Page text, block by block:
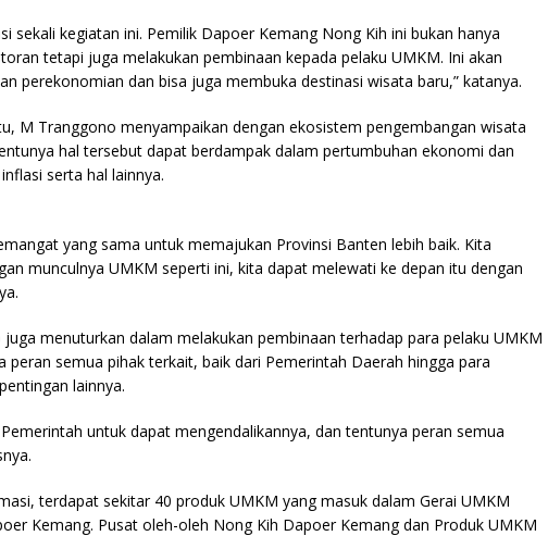
sekali kegiatan ini. Pemilik Dapoer Kemang Nong Kih ini bukan hanya
tetapi juga melakukan pembinaan kepada pelaku UMKM. Ini akan
perekonomian dan bisa juga membuka destinasi wisata baru,” katanya.
M Tranggono menyampaikan dengan ekosistem pengembangan wisata
hal tersebut dapat berdampak dalam pertumbuhan ekonomi dan
serta hal lainnya.
yang sama untuk memajukan Provinsi Banten lebih baik. Kita
munculnya UMKM seperti ini, kita dapat melewati ke depan itu dengan
menuturkan dalam melakukan pembinaan terhadap para pelaku UMKM
peran semua pihak terkait, baik dari Pemerintah Daerah hingga para
lainnya.
untuk dapat mengendalikannya, dan tentunya peran semua
terdapat sekitar 40 produk UMKM yang masuk dalam Gerai UMKM
Kemang. Pusat oleh-oleh Nong Kih Dapoer Kemang dan Produk UMKM